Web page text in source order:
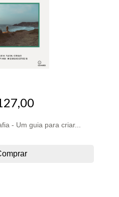
- Um guia para criar...